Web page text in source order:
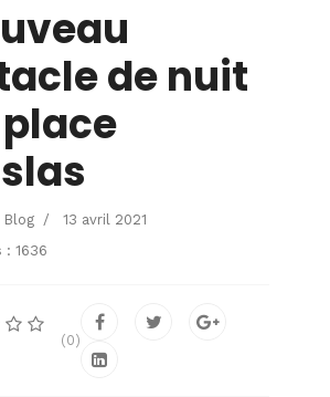
de nuit
Blog
13 avril 2021
: 1636
(0)